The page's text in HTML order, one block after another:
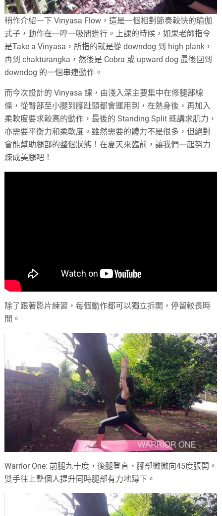
稍作介紹一下 Vinyasa Flow，這是一個相對節奏較快的瑜伽
式子，動作在一呼一吸間進行。上課的時候，如果老師指令
是Take a Vinyasa，所指的就是從 downdog 到 high plank，
再到 chakturangka，然後是 Cobra 或 upward dog 最後回到
downdog 的一個串連動作。
而今次設計的 Vinyasa 課，由淺入深主要集中在修腿部線
條，從臀部至小腿到腳趾頭都會運用到，在熱身後，再加入
柔軟度要求較高的動作，最後的 Standing Split 既講求肌力，
亦需要平衡力和柔軟度。雖然需要的體力不是很多，但絕對
會能幫助腿部的整個狀態！在夏天來臨前，讓我們一起努力
煉成美腿吧！
除了跟著影片練習，每個動作都可以獨立拆開，停留較長時
間。
Warrior One: 前腿九十度，後腿登直，腳部微微向45度張開。
雙手往上整個人提升同時腿部有力地蹲下。